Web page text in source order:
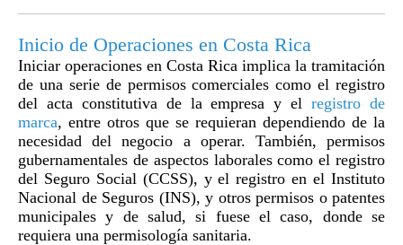
Inicio de Operaciones en Costa Rica
Iniciar operaciones en Costa Rica implica la tramitación
de una serie de permisos comerciales como el registro
del acta constitutiva de la empresa y elregistro de
marca, entre otros que se requieran dependiendo de la
necesidad del negocio a operar. También, permisos
gubernamentales de aspectos laborales como el registro
del Seguro Social (CCSS), y el registro en el Instituto
Nacional de Seguros (INS), y otros permisos o patentes
municipales y de salud, si fuese el caso, donde se
requiera una permisología sanitaria.